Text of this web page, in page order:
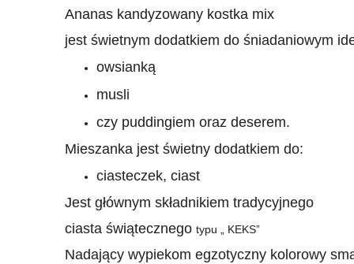
Ananas kandyzowany kostka mix
jest świetnym dodatkiem do śniadaniowym
owsianką
musli
czy puddingiem oraz deserem.
Mieszanka jest świetny dodatkiem do:
ciasteczek, ciast
Jest głównym składnikiem tradycyjnego
ciasta świątecznego typu „ KEKS”
Nadający wypiekom egzotyczny kolorowy